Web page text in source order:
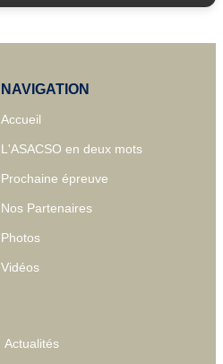
NAVIGATION
Accueil
L'ASACSO en deux mots
Prochaine épreuve
Nos Partenaires
Photos
Vidéos
Actualités